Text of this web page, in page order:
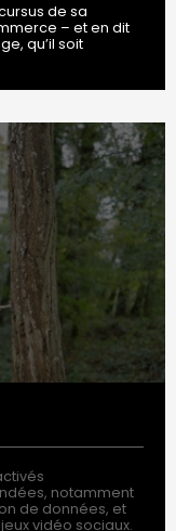
de sa
– et en dit
qu’il soit
notamment
de données, et
vidéo sociaux.